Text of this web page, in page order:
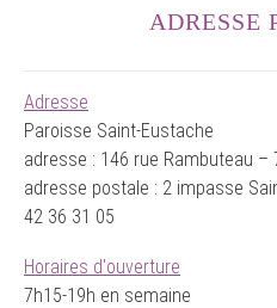
ADRESSE
Adresse
Paroisse Saint-Eustache
adresse : 146 rue Rambuteau –
adresse postale : 2 impasse
42 36 31 05
Horaires d'ouverture
7h15-19h en semaine